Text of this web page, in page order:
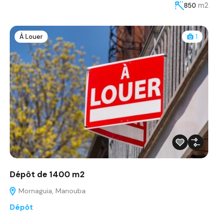
850 m2
À Louer 1
Dépôt de 1400 m2
Mornaguia, Manouba
Dépôt